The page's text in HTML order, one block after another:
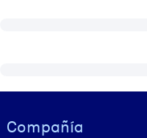
Visually hidden Text
Compañía